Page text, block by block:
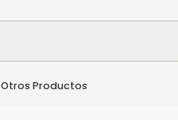
Otros Productos